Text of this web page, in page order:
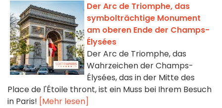
Der Arc de Triomphe, das
symbolträchtige Monument
am oberen Ende der Champs-
Élysées
Der Arc de Triomphe, das
Wahrzeichen der Champs-
Élysées, das in der Mitte des
Place de l'Étoile thront, ist ein Muss bei Ihrem Besuch
in Paris! [Mehr lesen]